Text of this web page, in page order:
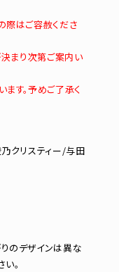
際はご容赦くださ
決まり次第ご案内い
す。予めご了承く
クリスティー/与田
のデザインは異な
。